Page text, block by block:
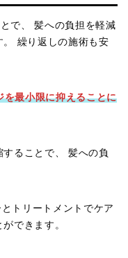
で、 髪への負担を軽減
。 繰り返しの施術も安
最小限に抑えることに
ることで、 髪への負
トリートメントでケア
できます。